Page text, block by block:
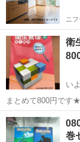
ニ
衛
い
まとめて800円です
愛媛 松山市
巻